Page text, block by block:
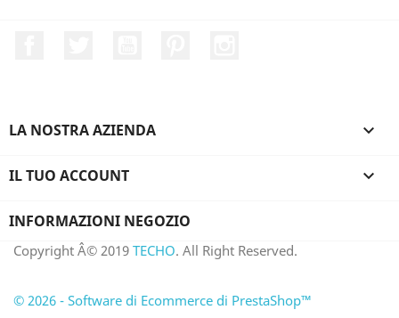
LA NOSTRA AZIENDA 
IL TUO ACCOUNT 
INFORMAZIONI NEGOZIO
Copyright Â© 2019 TECHO. All Right Reserved.
© 2026 - Software di Ecommerce di PrestaShop™